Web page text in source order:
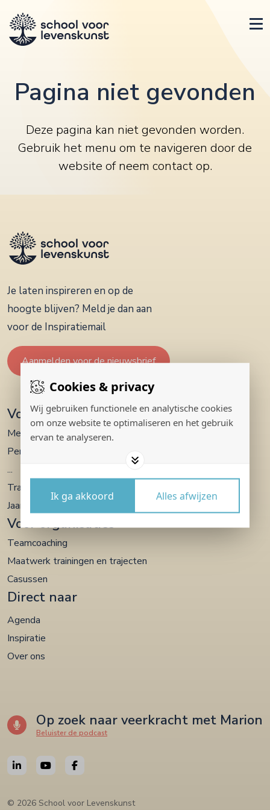
Cookies & privacy
Wij gebruiken functionele en analytische cookies
om onze website te optimaliseren en het gebruik
ervan te analyseren.
Ik ga akkoord Alles afwijzen
Pagina niet gevonden
Deze pagina kan niet gevonden worden.
Gebruik het menu om te navigeren door de
website ofneem contact op.
Je laten inspireren en op de
hoogte blijven? Meld je dan aan
voor de Inspiratiemail
Aanmelden voor de nieuwsbrief
Voor jezelf
Meditaties
Persoonlijke coaching
...
Trainingen en retraites
Jaartrajecten en intensieve programma’s
Voor organisaties
Teamcoaching
Maatwerk trainingen en trajecten
Casussen
Direct naar
Agenda
Inspiratie
Over ons
Op zoek naar veerkracht met Marion
Beluister de podcast
© 2026 School voor Levenskunst